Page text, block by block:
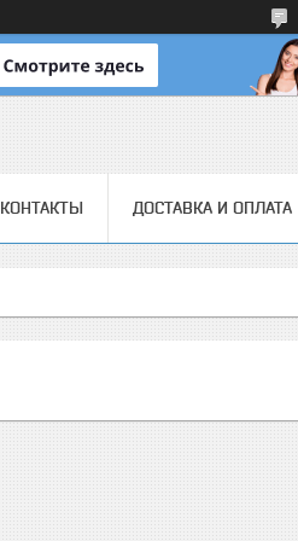
КОНТАКТЫ ДОСТАВКА И ОПЛАТА